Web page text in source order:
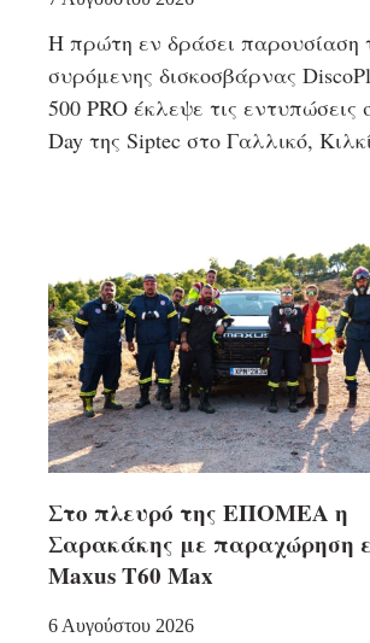
Η πρώτη εν δράσει παρουσίαση
συρόμενης δισκοσβάρνας
500 PRO έκλεψε τις εντυπώσεις
Day της Siptec στο Γαλλικό,
Στο πλευρό της ΕΠΟΜΕΑ η
Σαρακάκης με παραχώρηση
Maxus T60 Max
6 Αυγούστου 2026